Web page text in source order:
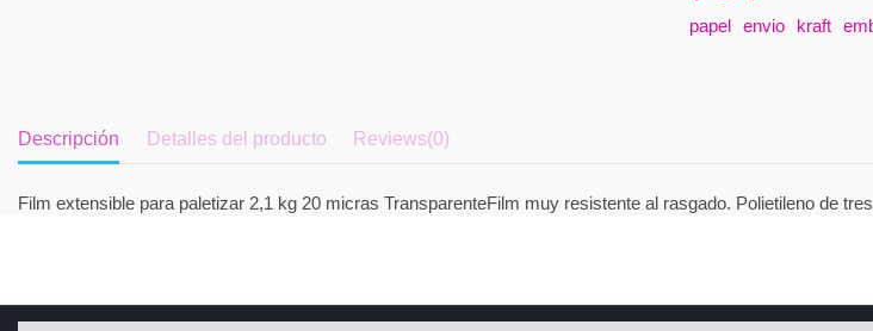
papel envio kraft
Descripción Detalles del producto Reviews(0)
Film extensible para paletizar 2,1 kg 20 micras TransparenteFilm muy resistente al rasgado. Polietileno de